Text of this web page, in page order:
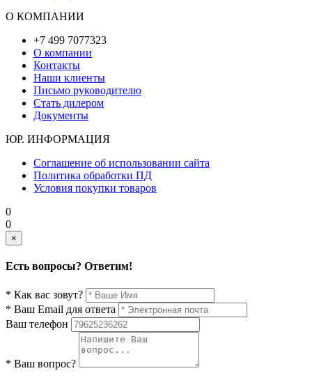
О КОМПАНИИ
+7 499 7077323
О компании
Контакты
Наши клиенты
Письмо руководителю
Стать дилером
Документы
ЮР. ИНФОРМАЦИЯ
Соглашение об использовании сайта
Политика обработки ПД
Условия покупки товаров
0
0
×
Есть вопросы? Ответим!
* Как вас зовут?
* Ваш Email для ответа
Ваш телефон
* Ваш вопрос?